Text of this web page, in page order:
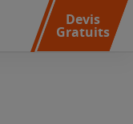
Devis
Gratuits